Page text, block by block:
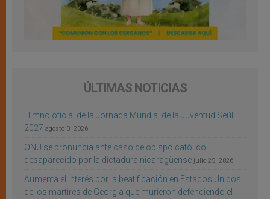
ÚLTIMAS NOTICIAS
Himno oficial de la Jornada Mundial de la Juventud Seúl
2027 agosto 3, 2026
ONU se pronuncia ante caso de obispo católico
desaparecido por la dictadura nicaragüense julio 25, 2026
Aumenta el interés por la beatificación en Estados Unidos
de los mártires de Georgia que murieron defendiendo el